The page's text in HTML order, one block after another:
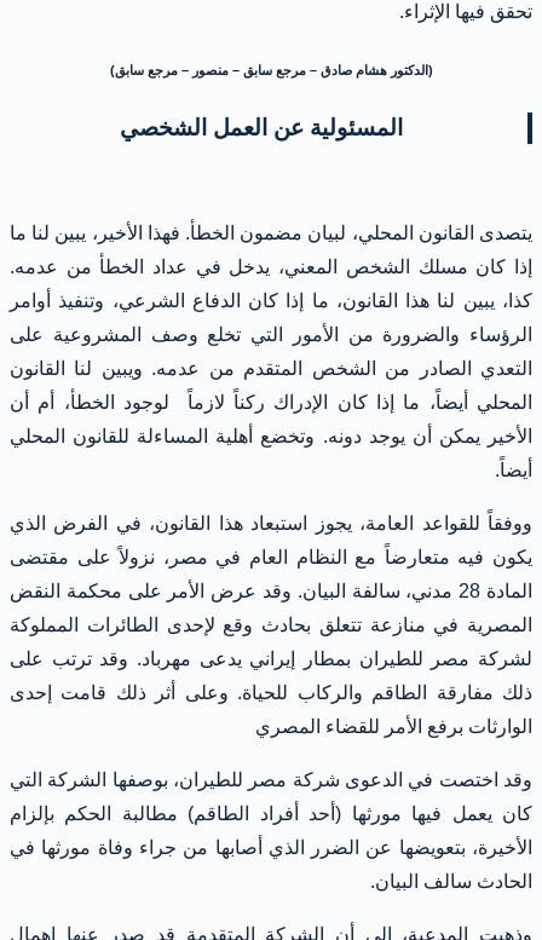
تحقق فيها الإثراء.
(الدكتور هشام صادق – مرجع سابق – منصور – مرجع سابق)
المسئولية عن العمل الشخصي
يتصدى القانون المحلي، لبيان مضمون الخطأ. فهذا الأخير، يبين لنا ما
إذا كان مسلك الشخص المعني، يدخل في عداد الخطأ من عدمه.
كذا، يبين لنا هذا القانون، ما إذا كان الدفاع الشرعي، وتنفيذ أوامر
الرؤساء والضرورة من الأمور التي تخلع وصف المشروعية على
التعدي الصادر من الشخص المتقدم من عدمه. ويبين لنا القانون
المحلي أيضاً، ما إذا كان الإدراك ركناً لازماً لوجود الخطأ، أم أن
الأخير يمكن أن يوجد دونه. وتخضع أهلية المساءلة للقانون المحلي
أيضاً.
ووفقاً للقواعد العامة، يجوز استبعاد هذا القانون، في الفرض الذي
يكون فيه متعارضاً مع النظام العام في مصر، نزولاً على مقتضى
المادة 28 مدني، سالفة البيان. وقد عرض الأمر على محكمة النقض
المصرية في منازعة تتعلق بحادث وقع لإحدى الطائرات المملوكة
لشركة مصر للطيران بمطار إيراني يدعى مهرباد. وقد ترتب على
ذلك مفارقة الطاقم والركاب للحياة. وعلى أثر ذلك قامت إحدى
الوارثات برفع الأمر للقضاء المصري
وقد اختصت في الدعوى شركة مصر للطيران، بوصفها الشركة التي
كان يعمل فيها مورثها (أحد أفراد الطاقم) مطالبة الحكم بإلزام
الأخيرة، بتعويضها عن الضرر الذي أصابها من جراء وفاة مورثها في
الحادث سالف البيان.
وذهبت المدعية، إلى أن الشركة المتقدمة قد صدر عنها إهمال